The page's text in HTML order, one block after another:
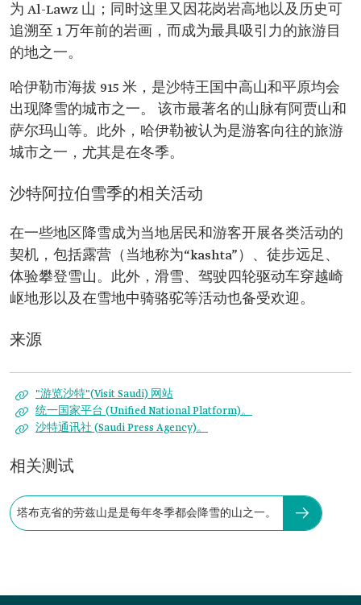
为 Al-Lawz 山；同时这里又因花岗岩高地以及历史可
追溯至 1 万年前的岩画，而成为最具吸引力的旅游目
的地之一。
哈伊勒市海拔 915 米，是沙特王国中高山和平原均会
出现降雪的城市之一。 该市最著名的山脉有阿贾山和
萨尔玛山等。此外，哈伊勒被认为是游客向往的旅游
城市之一，尤其是在冬季。
沙特阿拉伯雪季的相关活动
在一些地区降雪成为当地居民和游客开展各类活动的
契机，包括露营（当地称为“kashta”）、徒步远足、
体验攀登雪山。此外，滑雪、驾驶四轮驱动车穿越崎
岖地形以及在雪地中骑骆驼等活动也备受欢迎。
来源
"游览沙特"(Visit Saudi) 网站
统一国家平台 (Unified National Platform)。
沙特通讯社 (Saudi Press Agency)。
相关测试
塔布克省的劳兹山是是每年冬季都会降雪的山之一。